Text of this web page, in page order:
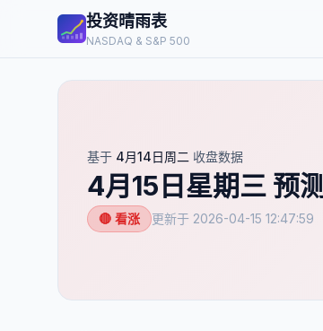
投资晴雨表
NASDAQ & S&P 500
基于 4月14日周二 收盘数据
4月15日星期三 预测
🔴 看涨 更新于 2026-04-15 12:47:59